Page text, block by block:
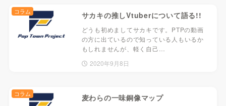
サカキの推しVtuberについて語る!!
どうも初めましてサカキです。PTPの動画
の方に出ているので知っている人もいるか
もしれませんが、軽く自己…
2020年9月8日
コラム
麦わらの一味銅像マップ
コラム